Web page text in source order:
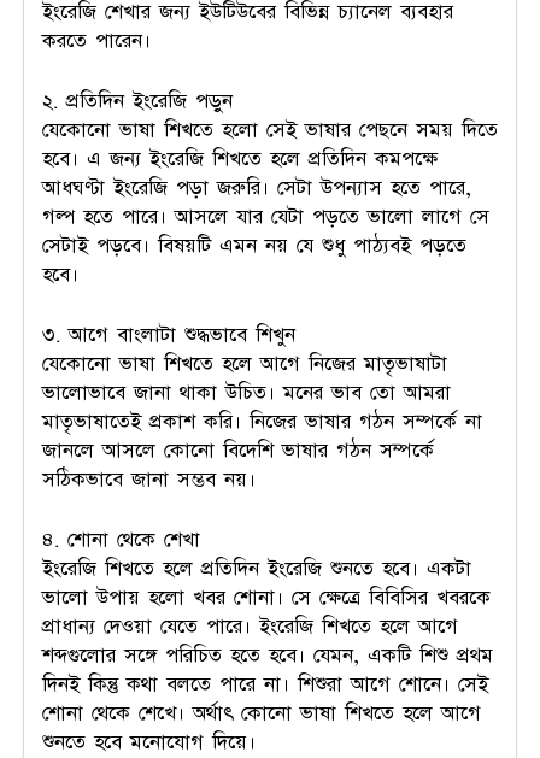
ইংরেজি শেখার জন্য ইউটিউবের বিভিন্ন চ্যানেল ব্যবহার
করতে পারেন।
২. প্রতিদিন ইংরেজি পড়ুন
যেকোনো ভাষা শিখতে হলো সেই ভাষার পেছনে সময় দিতে
হবে। এ জন্য ইংরেজি শিখতে হলে প্রতিদিন কমপক্ষে
আধঘণ্টা ইংরেজি পড়া জরুরি। সেটা উপন্যাস হতে পারে,
গল্প হতে পারে। আসলে যার যেটা পড়তে ভালো লাগে সে
সেটাই পড়বে। বিষয়টি এমন নয় যে শুধু পাঠ্যবই পড়তে
হবে।
৩. আগে বাংলাটা শুদ্ধভাবে শিখুন
যেকোনো ভাষা শিখতে হলে আগে নিজের মাতৃভাষাটা
ভালোভাবে জানা থাকা উচিত। মনের ভাব তো আমরা
মাতৃভাষাতেই প্রকাশ করি। নিজের ভাষার গঠন সম্পর্কে না
জানলে আসলে কোনো বিদেশি ভাষার গঠন সম্পর্কে
সঠিকভাবে জানা সম্ভব নয়।
৪. শোনা থেকে শেখা
ইংরেজি শিখতে হলে প্রতিদিন ইংরেজি শুনতে হবে। একটা
ভালো উপায় হলো খবর শোনা। সে ক্ষেত্রে বিবিসির খবরকে
প্রাধান্য দেওয়া যেতে পারে। ইংরেজি শিখতে হলে আগে
শব্দগুলোর সঙ্গে পরিচিত হতে হবে। যেমন, একটি শিশু প্রথম
দিনই কিন্তু কথা বলতে পারে না। শিশুরা আগে শোনে। সেই
শোনা থেকে শেখে। অর্থাৎ কোনো ভাষা শিখতে হলে আগে
শুনতে হবে মনোযোগ দিয়ে।